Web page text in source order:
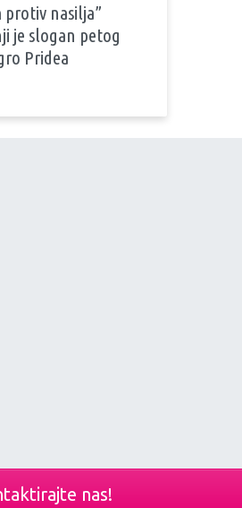
protiv nasilja”
je slogan petog
Pridea
nas!